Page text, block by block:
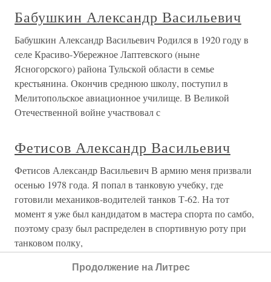
Бабушкин Александр Васильевич
Бабушкин Александр Васильевич Родился в 1920 году в
селе Красиво-Убережное Лаптевского (ныне
Ясногорского) района Тульской области в семье
крестьянина. Окончив среднюю школу, поступил в
Мелитопольское авиационное училище. В Великой
Отечественной войне участвовал с
Фетисов Александр Васильевич
Фетисов Александр Васильевич В армию меня призвали
осенью 1978 года. Я попал в танковую учебку, где
готовили механиков-водителей танков Т-62. На тот
момент я уже был кандидатом в мастера спорта по самбо,
поэтому сразу был распределен в спортивную роту при
танковом полку,
Продолжение на Литрес